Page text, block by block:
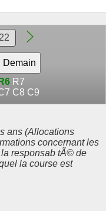
R6 R7
C8 C9
ans (Allocations
concernant les
responsab tÃ© de
la course est